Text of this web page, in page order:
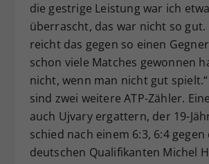
die gestrige Leistung war ich
überrascht, das war nicht so gut.
reicht das gegen so einen
schon viele Matches gewonnen
nicht, wenn man nicht gut
sind zwei weitere ATP-Zähler.
auch Ujvary ergattern, der 19-
schied nach einem 6:3, 6:4 gegen
deutschen Qualifikanten Michel